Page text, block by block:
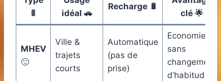
🚦
idéal 🚗
Recharge 🔋
clé 🌟
MHEV
🙂
Ville &
trajets
courts
Automatique
(pas de
prise)
Economies
sans
changement
d’habitudes